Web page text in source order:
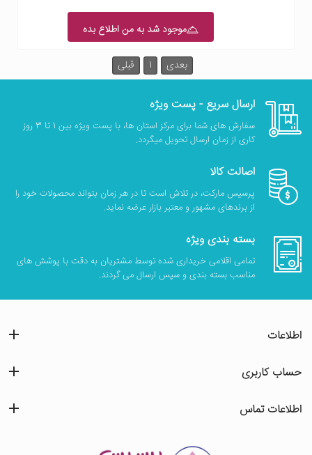
موجود شد به من اطلاع بده
قبلی 1 بعدی
ارسال سریع - پست ویژه
سفارش های شما برای مرکز استان ها، با پست ویژه بین 1 تا 3 روز
کاری از زمان ارسال تحویل میگردد.
اصالت کالا
پرسیس مارکت، در تلاش است تا در هر زمان بتواند محصولات خود را
از برندهای مشهور و معتبر بازار عرضه نماید.
بسته بندی ویژه
تمامی اقلامی خریداری شده توسط مشتریان به دقت با پوشش های
مناسب بسته بندی و سپس ارسال می گردند.
اطلاعات
حساب کاربری
اطلاعات تماس